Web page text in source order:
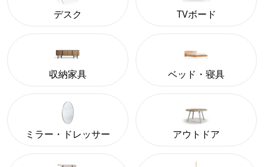
デスク TVボード
収納家具 ベッド・寝具
ミラー・ドレッサー アウトドア